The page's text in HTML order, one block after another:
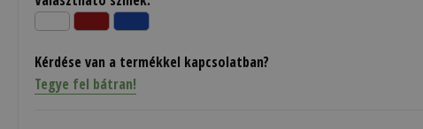
Kérdése van a termékkel kapcsolatban?
Tegye fel bátran!